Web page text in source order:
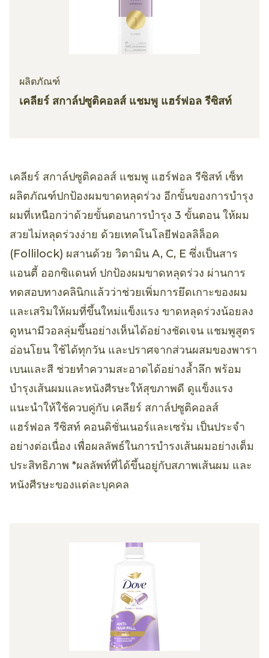
ผลิตภัณฑ์
เคลียร์ สกาล์ปซูติคอลส์ แชมพู แฮร์ฟอล รีซิสท์
เคลียร์ สกาล์ปซูติคอลส์ แชมพู แฮร์ฟอล รีซิสท์ เซ็ท
ผลิตภัณฑ์ปกป้องผมขาดหลุดร่วง อีกขั้นของการบำรุง
ผมที่เหนือกว่าด้วยขั้นตอนการบำรุง 3 ขั้นตอน ให้ผม
สวยไม่หลุดร่วงง่าย ด้วยเทคโนโลยีฟอลลิล็อค
(Follilock) ผสานด้วย วิตามิน A, C, E ซึ่งเป็นสาร
แอนตี้ ออกซิแดนท์ ปกป้องผมขาดหลุดร่วง ผ่านการ
ทดสอบทางคลินิกแล้วว่าช่วยเพิ่มการยึดเกาะของผม
และเสริมให้ผมที่ขึ้นใหม่แข็งแรง ขาดหลุดร่วงน้อยลง
ดูหนามีวอลลุ่มขึ้นอย่างเห็นได้อย่างชัดเจน แชมพูสูตร
อ่อนโยน ใช้ได้ทุกวัน และปราศจากส่วนผสมของพารา
เบนและสี ช่วยทำความสะอาดได้อย่างล้ำลึก พร้อม
บำรุงเส้นผมและหนังศีรษะให้สุขภาพดี ดูแข็งแรง
แนะนำให้ใช้ควบคู่กับ เคลียร์ สกาล์ปซูติคอลส์
แฮร์ฟอล รีซิสท์ คอนดิชั่นเนอร์และเซรั่ม เป็นประจำ
อย่างต่อเนื่อง เพื่อผลลัพธ์ในการบำรงเส้นผมอย่างเต็ม
ประสิทธิภาพ *ผลลัพท์ที่ได้ขึ้นอยู่กับสภาพเส้นผม และ
หนังศีรษะของแต่ละบุคคล